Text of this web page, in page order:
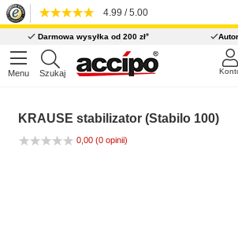
4.99 / 5.00
Darmowa wysyłka od 200 zł*
Menu Szukaj
KRAUSE stabilizator (Stabilo 100)
0,00 (0 opinii)